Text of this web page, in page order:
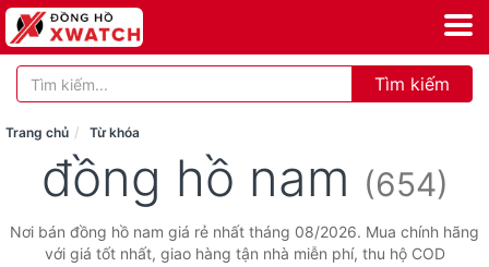
Tìm kiếm
Trang chủ Từ khóa
đồng hồ nam (654)
Nơi bán đồng hồ nam giá rẻ nhất tháng 08/2026. Mua chính hãng
với giá tốt nhất, giao hàng tận nhà miễn phí, thu hộ COD